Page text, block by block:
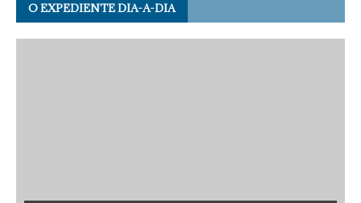
O EXPEDIENTE DIA-A-DIA